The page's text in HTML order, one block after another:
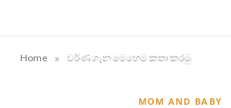
Home » වර්ණ ගැන මෙහෙම කතා කරමු
MOM AND BABY